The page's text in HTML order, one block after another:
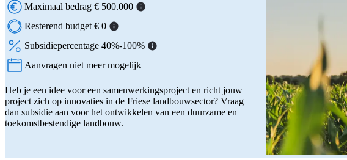
Maximaal bedrag € 500.000
Resterend budget € 0
Subsidiepercentage 40%-100%
Status:
Aanvragen niet meer mogelijk
Heb je een idee voor een samenwerkingsproject en richt jouw
project zich op innovaties in de Friese landbouwsector? Vraag
dan subsidie aan voor het ontwikkelen van een duurzame en
toekomstbestendige landbouw.